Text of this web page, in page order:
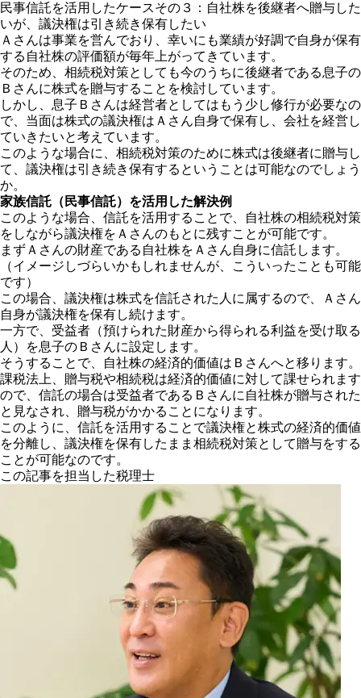
民事信託を活用したケースその３：自社株を後継者へ贈与した
いが、議決権は引き続き保有したい
Ａさんは事業を営んでおり、幸いにも業績が好調で自身が保有
する自社株の評価額が毎年上がってきています。
そのため、相続税対策としても今のうちに後継者である息子の
Ｂさんに株式を贈与することを検討しています。
しかし、息子Ｂさんは経営者としてはもう少し修行が必要なの
で、当面は株式の議決権はＡさん自身で保有し、会社を経営し
ていきたいと考えています。
このような場合に、相続税対策のために株式は後継者に贈与し
て、議決権は引き続き保有するということは可能なのでしょう
か。
家族信託（民事信託）を活用した解決例
このような場合、信託を活用することで、自社株の相続税対策
をしながら議決権をＡさんのもとに残すことが可能です。
まずＡさんの財産である自社株をＡさん自身に信託します。
（イメージしづらいかもしれませんが、こういったことも可能
です）
この場合、議決権は株式を信託された人に属するので、Ａさん
自身が議決権を保有し続けます。
一方で、受益者（預けられた財産から得られる利益を受け取る
人）を息子のＢさんに設定します。
そうすることで、自社株の経済的価値はＢさんへと移ります。
課税法上、贈与税や相続税は経済的価値に対して課せられます
ので、信託の場合は受益者であるＢさんに自社株が贈与された
と見なされ、贈与税がかかることになります。
このように、信託を活用することで議決権と株式の経済的価値
を分離し、議決権を保有したまま相続税対策として贈与をする
ことが可能なのです。
この記事を担当した税理士